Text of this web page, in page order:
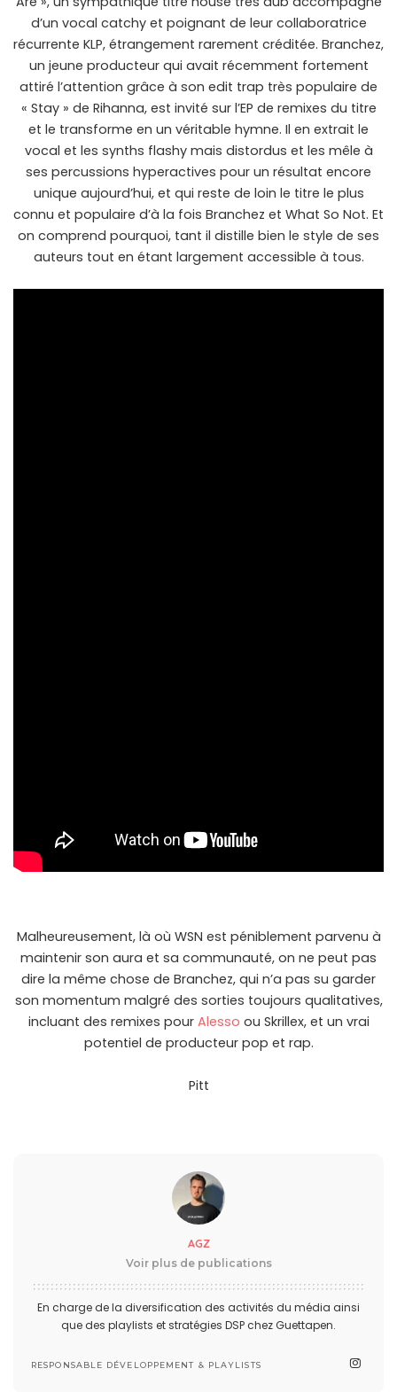
d’un vocal catchy et poignant de leur collaboratrice
récurrente KLP, étrangement rarement créditée. Branchez,
un jeune producteur qui avait récemment fortement
attiré l’attention grâce à son edit trap très populaire de
« Stay » de Rihanna, est invité sur l’EP de remixes du titre
et le transforme en un véritable hymne. Il en extrait le
vocal et les synths flashy mais distordus et les mêle à
ses percussions hyperactives pour un résultat encore
unique aujourd’hui, et qui reste de loin le titre le plus
connu et populaire d’à la fois Branchez et What So Not. Et
on comprend pourquoi, tant il distille bien le style de ses
auteurs tout en étant largement accessible à tous.
Malheureusement, là où WSN est péniblement parvenu à
maintenir son aura et sa communauté, on ne peut pas
dire la même chose de Branchez, qui n’a pas su garder
son momentum malgré des sorties toujours qualitatives,
incluant des remixes pour Alesso ou Skrillex, et un vrai
potentiel de producteur pop et rap.
Pitt
AGZ
Voir plus de publications
En charge de la diversification des activités du média ainsi
que des playlists et stratégies DSP chez Guettapen.
RESPONSABLE DÉVELOPPEMENT & PLAYLISTS